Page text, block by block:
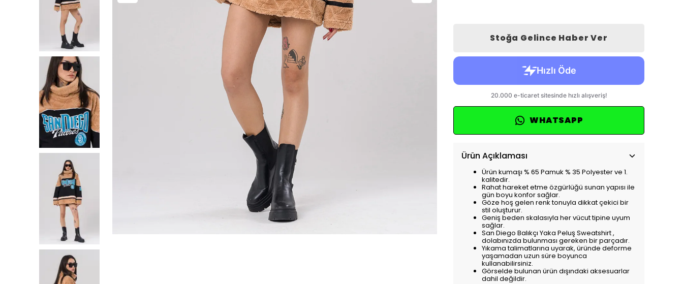
Stoğa Gelince Haber Ver
WHATSAPP
Ürün Açıklaması
Ürün kumaşı % 65 Pamuk % 35 Polyester ve 1.
kalitedir.
Rahat hareket etme özgürlüğü sunan yapısı ile
gün boyu konfor sağlar.
Göze hoş gelen renk tonuyla dikkat çekici bir
stil oluşturur.
Geniş beden skalasıyla her vücut tipine uyum
sağlar.
San Diego Balıkçı Yaka Peluş Sweatshirt ,
dolabınızda bulunması gereken bir parçadır.
Yıkama talimatlarına uyarak, üründe deforme
yaşamadan uzun süre boyunca
kullanabilirsiniz.
Görselde bulunan ürün dışındaki aksesuarlar
dahil değildir.